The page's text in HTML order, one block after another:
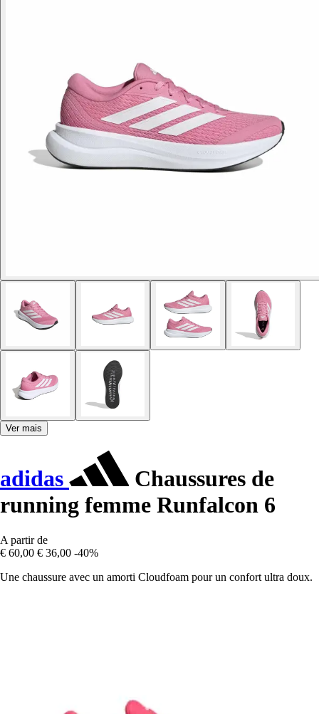
Ver mais
adidas
Chaussures de
running femme Runfalcon 6
A partir de
€ 60,00 € 36,00 -40%
Une chaussure avec un amorti Cloudfoam pour un confort ultra doux.